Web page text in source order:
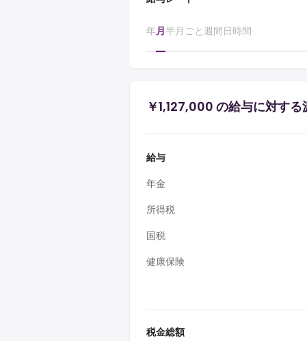
年月半月ごと週間日時間
￥1,127,000 の給与に対す
給与
年金
所得税
国税
健康保険
税金総額